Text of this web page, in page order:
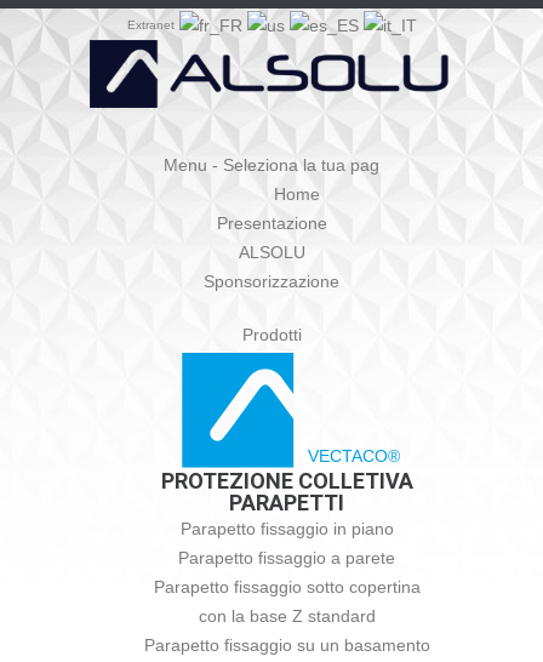
Extranet
Menu - Seleziona la tua pag
Home
Presentazione
ALSOLU
Sponsorizzazione
Prodotti
VECTACO®
PROTEZIONE COLLETIVA
PARAPETTI
Parapetto fissaggio in piano
Parapetto fissaggio a parete
Parapetto fissaggio sotto copertina
con la base Z standard
Parapetto fissaggio su un basamento